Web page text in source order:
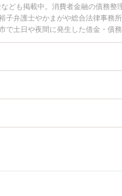
ども掲載中。消費者金融の債務整
弁護士やかまがや総合法律事務所
で土日や夜間に発生した借金・債
借金・債務整理を法律相談でき